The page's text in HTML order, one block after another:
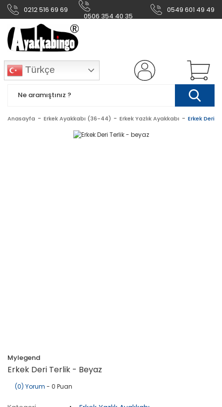
0212 516 69 69
0506 354 40 35
0549 601 49 49
Türkçe
Anasayfa Erkek Ayakkabı (36-44) Erkek Yazlık Ayakkabı Erkek Deri
Mylegend
Erkek Deri Terlik - Beyaz
(0) Yorum - 0 Puan